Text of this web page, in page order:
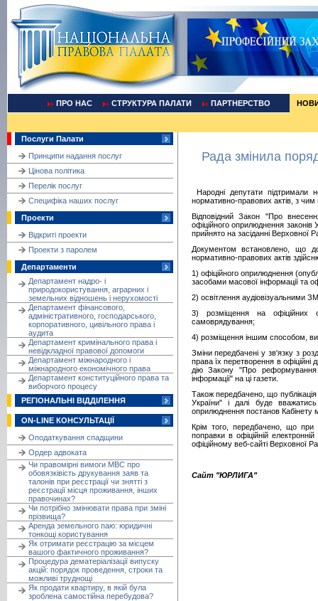
ПРО НАС СТРУКТУРА ПАЛАТИ ПАРТНЕРСТВО
Послуги Палати
Принципи надання послуг
Цінова політика
Перелік послуг
Cпецифіка наших послуг
Проекти
Відкриті проекти
Проекти з паролем
Департаменти
Департамент надро- і
природокористування, аграрних і
земельних відношень і нерухомості
Департамент фінансового,
адміністративного, господарського,
корпоративного, цивільного права і
аудита
Департамент кримінального права і
невідкладної правової допомоги
Департамент міжнародного і
міжнародного економічного права
Департамент конституційного права та
виборчого процесу
РЕГІОНАЛЬНІ ВІДДІЛЕННЯ
ON-LINE КОНСУЛЬТАЦІЇ
Оподаткування спадщини
Ордер адвоката
Чи правомірні вимоги МВС про
обовязківість друкування заяв та
талонів при реєстрації чи знятті з
реєстрації місця проживання, інших
правочинах?
Чи потрібно змінювати права при зміні
прізвища?
Аренда земельного паю: юридичні
тонкощі користування
Як отримати реєстрацію за місцем
вашого фактичного проживання?
Процедура дематеріалізації випуску
акцій: порядок проведення, строки та
можливі труднощі
Як продати квартиру, в якій була
зроблена самостійна перебудова?
Рада змінила
Народні депутати підтримали
нормативно-правових актів, з чим
Відповідний Закон "Про
офіційного оприлюднення
прийнято на засіданні Верховної
Документом встановлено, що
нормативно-правових актів
1) офіційного оприлюднення
засобами масової інформації та
2) освітлення аудіовізуальними
3) розміщення на офіційних
самоврядування;
4) розміщення іншим способом,
Зміни передбачені у зв'язку з
права їх перетворення в
дію Закону "Про реформування
інформації" на ці газети.
Також передбачено, що публікація
України" і далі буде
оприлюднення постанов Кабінету
Крім того, передбачено, що при
поправки в офіційній
офіційному веб-сайті Верховної
Сайт "ЮРЛИГА"